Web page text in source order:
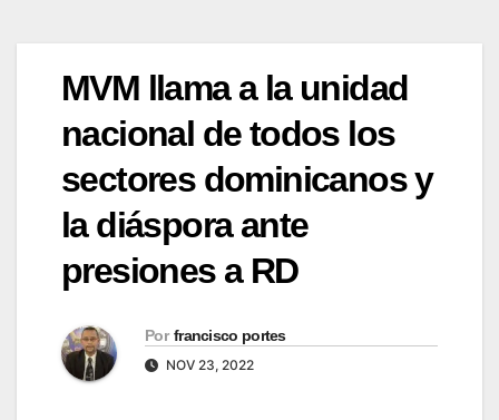
MVM llama a la unidad
nacional de todos los
sectores dominicanos y
la diáspora ante
presiones a RD
Por francisco portes
NOV 23, 2022